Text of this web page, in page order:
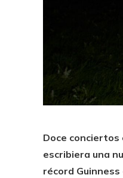
Doce
escribiera una
récord